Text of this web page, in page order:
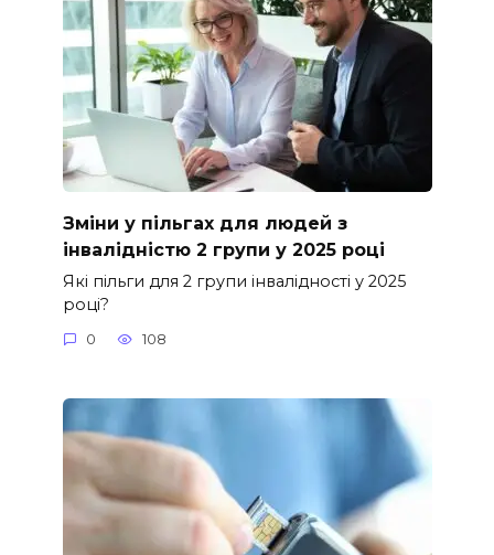
Зміни у пільгах для людей з
інвалідністю 2 групи у 2025 році
Які пільги для 2 групи інвалідності у 2025
році?
0 108